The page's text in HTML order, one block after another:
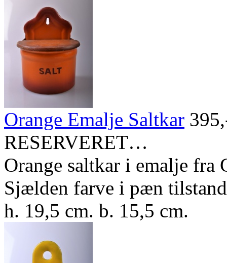
Orange Emalje Saltkar
RESERVERET…
Orange saltkar i emalje fra
Sjælden farve i pæn
h. 19,5 cm. b. 15,5 cm.